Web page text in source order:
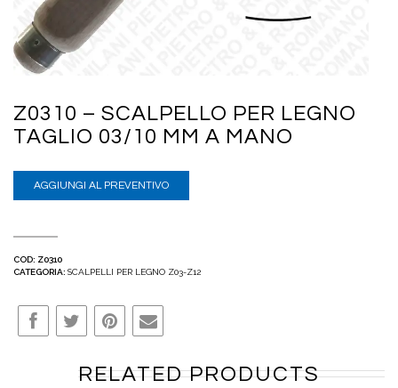
Z0310 – SCALPELLO PER LEGNO
TAGLIO 03/10 MM A MANO
AGGIUNGI AL PREVENTIVO
COD: Z0310
CATEGORIA: SCALPELLI PER LEGNO Z03-Z12
RELATED PRODUCTS